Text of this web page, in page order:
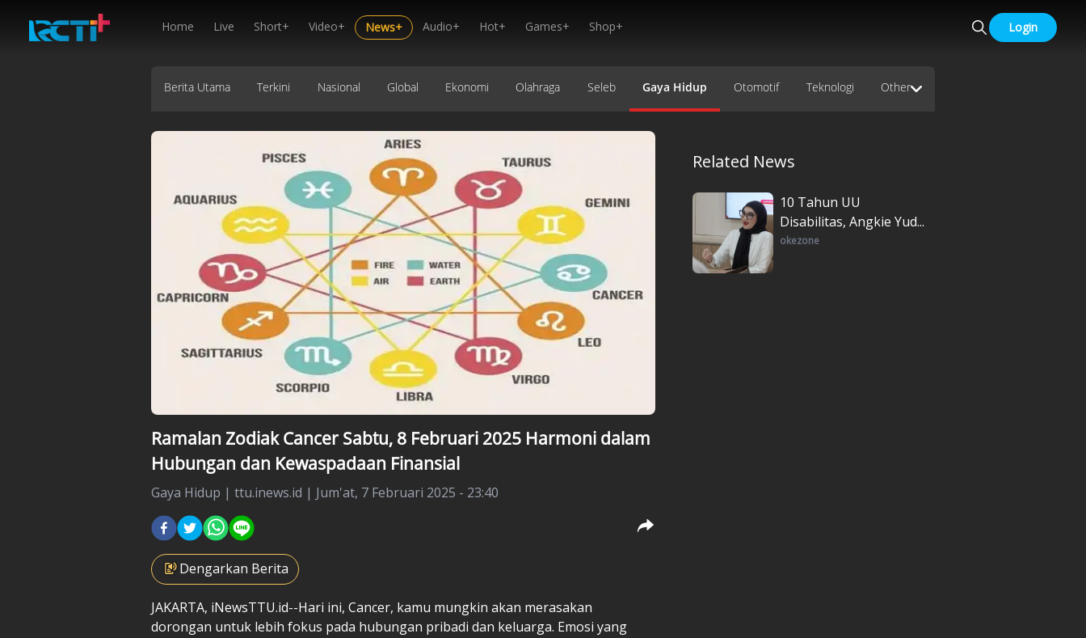
Home Live Short+ Video+ News+ Audio+ Hot+ Games+ Shop+ Login
Berita Utama Terkini Nasional Global Ekonomi Olahraga Seleb Gaya Hidup Otomotif Teknologi Other
Ramalan Zodiak Cancer Sabtu, 8 Februari 2025 Harmoni dalam
Hubungan dan Kewaspadaan Finansial
Gaya Hidup | ttu.inews.id | Jum'at, 7 Februari 2025 - 23:40
Dengarkan Berita
JAKARTA, iNewsTTU.id--Hari ini, Cancer, kamu mungkin akan merasakan
dorongan untuk lebih fokus pada hubungan pribadi dan keluarga. Emosi yang
Related News
10 Tahun UU
Disabilitas, Angkie Yud...
okezone